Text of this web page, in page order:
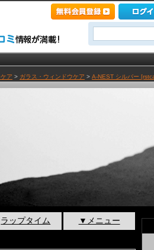
ア > ガラス・ウィンドウケア > A-NEST シルバー
ラップタイム ▼メニュー